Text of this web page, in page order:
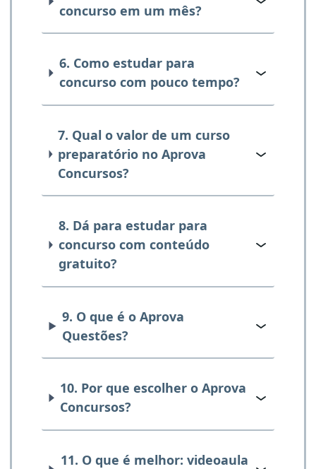
concurso em um mês?
6. Como estudar para
concurso com pouco tempo?
7. Qual o valor de um curso
preparatório no Aprova
Concursos?
8. Dá para estudar para
concurso com conteúdo
gratuito?
9. O que é o Aprova
Questões?
10. Por que escolher o Aprova
Concursos?
11. O que é melhor: videoaula